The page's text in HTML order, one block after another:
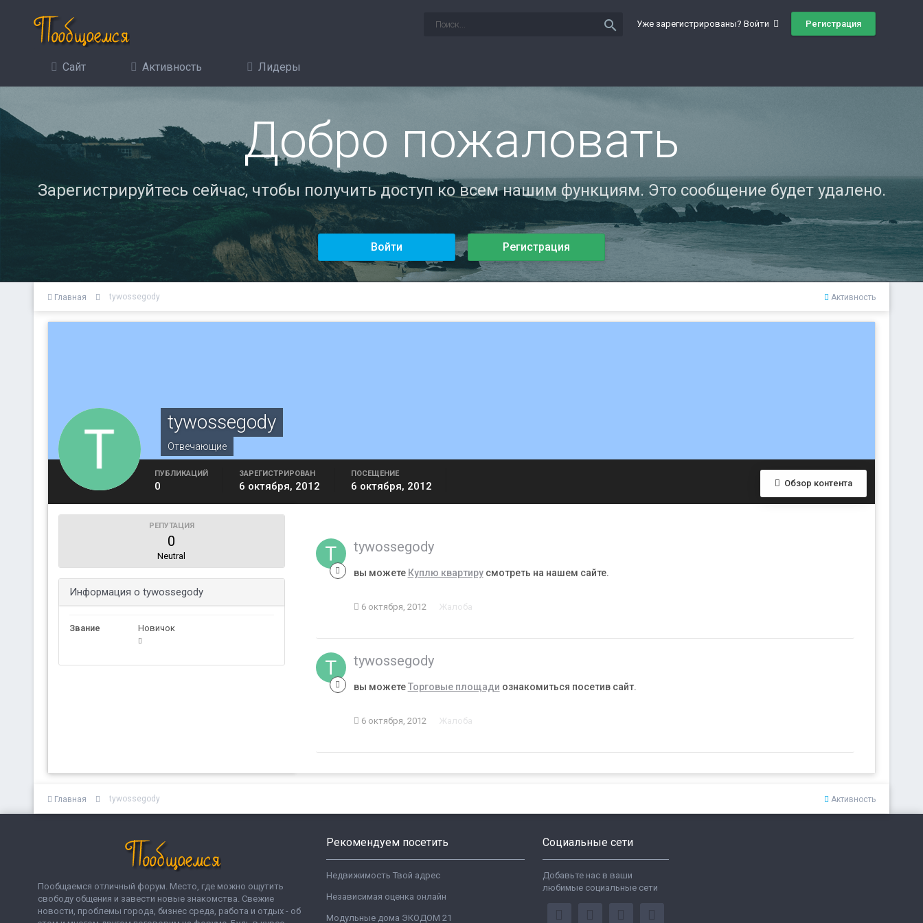
Уже зарегистрированы? Войти Регистрация
search
Сайт Активность Лидеры
Добро пожаловать
Зарегистрируйтесь сейчас, чтобы получить доступ ко всем нашим функциям. Это сообщение будет удалено.
Войти Регистрация
Активность
Главная tywossegody
tywossegody
Отвечающие
Обзор контента
ПУБЛИКАЦИЙ
0
ЗАРЕГИСТРИРОВАН
6 октября, 2012
ПОСЕЩЕНИЕ
6 октября, 2012
РЕПУТАЦИЯ
0
Neutral
Информация о tywossegody
Звание Новичок
tywossegody
вы можете Куплю квартирусмотреть на нашем сайте.
6 октября, 2012 Жалоба
tywossegody
вы можетеТорговые площади ознакомиться посетив сайт.
6 октября, 2012 Жалоба
Активность
Главная tywossegody
Пообщаемся отличный форум. Место, где можно ощутить
свободу общения и завести новые знакомства. Свежие
новости, проблемы города, бизнес среда, работа и отдых - об
Рекомендуем посетить
Недвижимость Твой адрес
Независимая оценка онлайн
Модульные дома ЭКОДОМ 21
Социальные сети
Добавьте нас в ваши
любимые социальные сети